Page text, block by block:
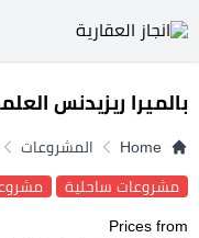
بالميرا ريزيدنس
Home المشروعات
مشروعات ساحلية
Prices from